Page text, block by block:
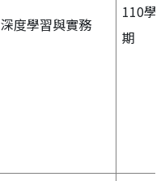
深度學習與實務
110學
期